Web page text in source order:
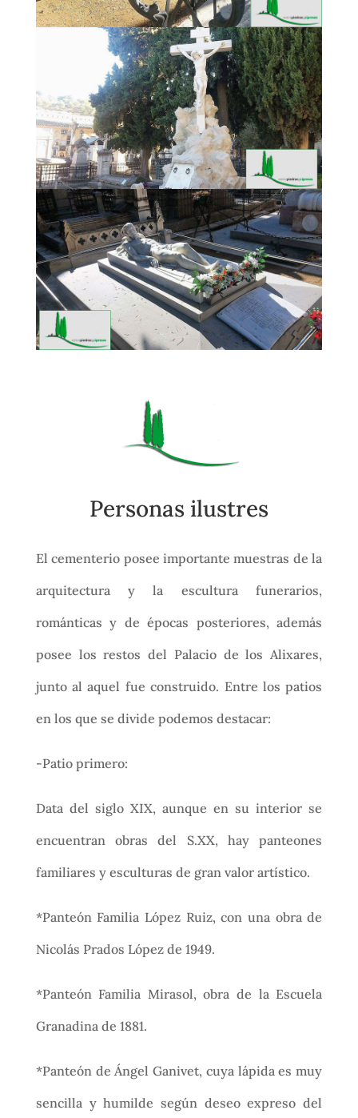
Personas ilustres
El cementerio posee importante muestras de la
arquitectura y la escultura funerarios,
románticas y de épocas posteriores, además
posee los restos del Palacio de los Alixares,
junto al aquel fue construido. Entre los patios
en los que se divide podemos destacar:
-Patio primero:
Data del siglo XIX, aunque en su interior se
encuentran obras del S.XX, hay panteones
familiares y esculturas de gran valor artístico.
*Panteón Familia López Ruiz, con una obra de
Nicolás Prados López de 1949.
*Panteón Familia Mirasol, obra de la Escuela
Granadina de 1881.
*Panteón de Ángel Ganivet, cuya lápida es muy
sencilla y humilde según deseo expreso del